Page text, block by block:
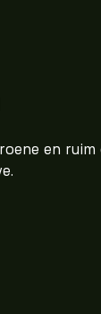
en ruim